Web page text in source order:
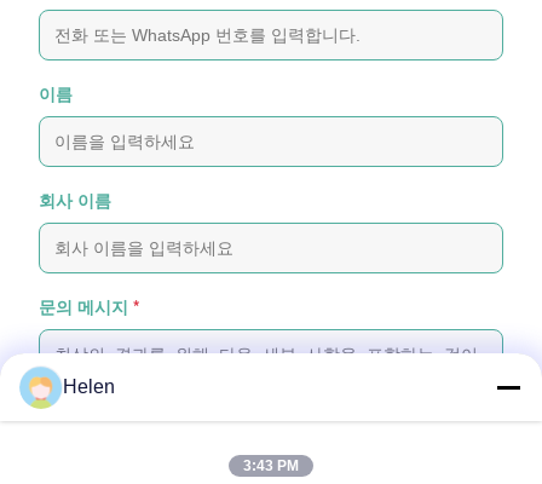
이름
회사 이름
문의 메시지 *
Helen
3:43 PM